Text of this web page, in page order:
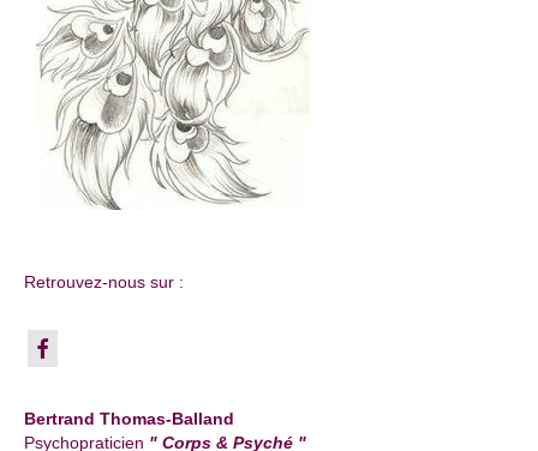
Retrouvez-nous sur :
Bertrand Thomas-Balland
Psychopraticien " Corps & Psyché "